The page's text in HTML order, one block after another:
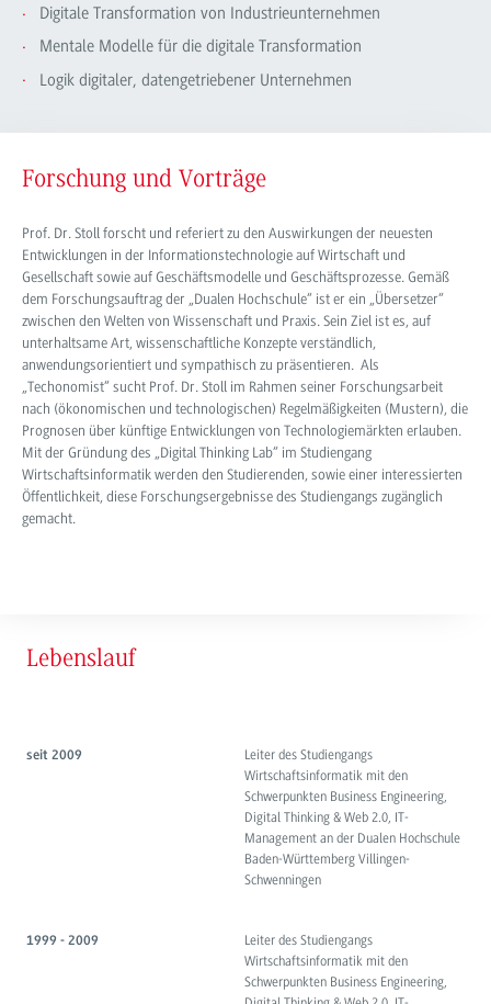
Digitale Transformation von Industrieunternehmen
Mentale Modelle für die digitale Transformation
Logik digitaler, datengetriebener Unternehmen
Forschung und Vorträge
Prof. Dr. Stoll forscht und referiert zu den Auswirkungen der neuesten
Entwicklungen in der Informationstechnologie auf Wirtschaft und
Gesellschaft sowie auf Geschäftsmodelle und Geschäftsprozesse. Gemäß
dem Forschungsauftrag der „Dualen Hochschule“ ist er ein „Übersetzer“
zwischen den Welten von Wissenschaft und Praxis. Sein Ziel ist es, auf
unterhaltsame Art, wissenschaftliche Konzepte verständlich,
anwendungsorientiert und sympathisch zu präsentieren. Als
„Techonomist“ sucht Prof. Dr. Stoll im Rahmen seiner Forschungsarbeit
nach (ökonomischen und technologischen) Regelmäßigkeiten (Mustern), die
Prognosen über künftige Entwicklungen von Technologiemärkten erlauben.
Mit der Gründung des „Digital Thinking Lab“ im Studiengang
Wirtschaftsinformatik werden den Studierenden, sowie einer interessierten
Öffentlichkeit, diese Forschungsergebnisse des Studiengangs zugänglich
gemacht.
Lebenslauf
seit 2009
Leiter des Studiengangs
Wirtschaftsinformatik mit den
Schwerpunkten Business Engineering,
Digital Thinking & Web 2.0, IT-
Management an der Dualen Hochschule
Baden-Württemberg Villingen-
Schwenningen
1999 - 2009
Leiter des Studiengangs
Wirtschaftsinformatik mit den
Schwerpunkten Business Engineering,